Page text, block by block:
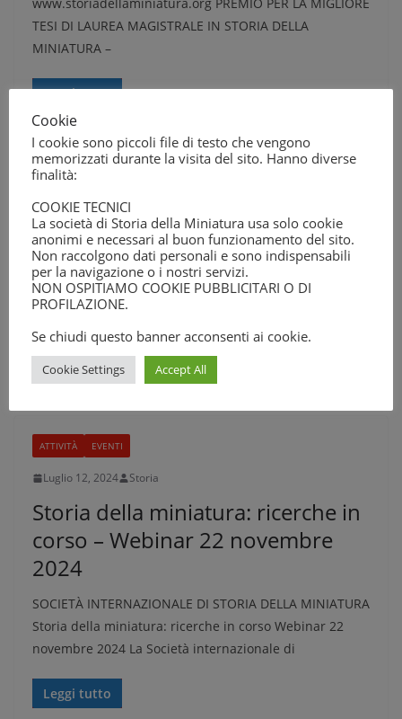
TESI DI LAUREA MAGISTRALE IN STORIA DELLA
MINIATURA –
Leggi tutto
COMUNICAZIONI
Luglio 12, 2024 Storia
Lettera ai Soci
Care Socie, cari Soci, L’assemblea ordinaria tenutasi nel
Museo Civico Medievale di Bologna, il 9 marzo, dopo
Leggi tutto
ATTIVITÀ EVENTI
Luglio 12, 2024 Storia
Storia della miniatura: ricerche in
corso – Webinar 22 novembre
2024
SOCIETÀ INTERNAZIONALE DI STORIA DELLA MINIATURA
Storia della miniatura: ricerche in corso Webinar 22
novembre 2024 La Società internazionale di
Leggi tutto
Cookie
I cookie sono piccoli file di testo che vengono
memorizzati durante la visita del sito. Hanno diverse
finalità:
COOKIE TECNICI
La società di Storia della Miniatura usa solo cookie
anonimi e necessari al buon funzionamento del sito.
Non raccolgono dati personali e sono indispensabili
per la navigazione o i nostri servizi.
NON OSPITIAMO COOKIE PUBBLICITARI O DI
PROFILAZIONE.
Se chiudi questo banner acconsenti ai cookie.
Cookie Settings Accept All